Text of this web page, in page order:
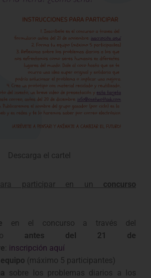
Descarga el cartel
participar en un concurso
en el concurso a través del
antes del 21 de
inscripción aquí
equipo (máximo 5 participantes)
sobre los problemas diarios a los